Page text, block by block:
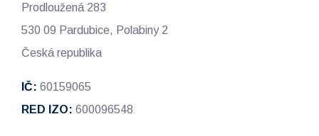
Prodloužená 283
530 09 Pardubice, Polabiny 2
Česká republika
IČ: 60159065
RED IZO: 600096548